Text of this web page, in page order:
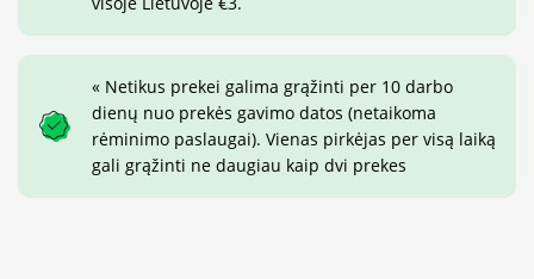
« Netikus prekei galima grąžinti per 10 darbo
dienų nuo prekės gavimo datos (netaikoma
rėminimo paslaugai). Vienas pirkėjas per visą laiką
gali grąžinti ne daugiau kaip dvi prekes